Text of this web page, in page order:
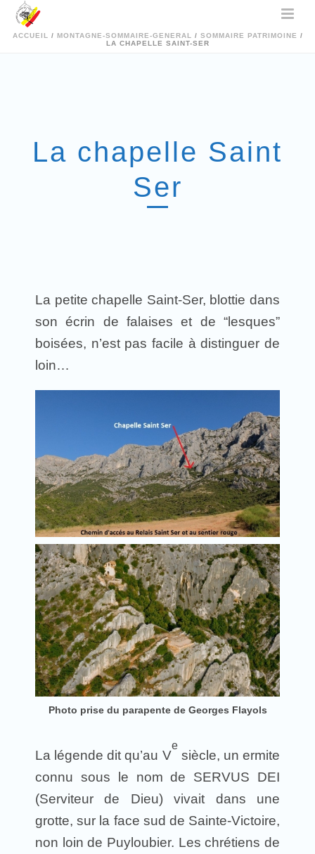
ACCUEIL / MONTAGNE-SOMMAIRE-GENERAL / SOMMAIRE PATRIMOINE /
LA CHAPELLE SAINT-SER
La chapelle Saint
Ser
La petite chapelle Saint-Ser, blottie dans
son écrin de falaises et de “lesques”
boisées, n’est pas facile à distinguer de
loin…
Photo prise du parapente de Georges Flayols
La légende dit qu’au V
e
siècle, un ermite
connu sous le nom de SERVUS DEI
(Serviteur de Dieu) vivait dans une
grotte, sur la face sud de Sainte-Victoire,
non loin de Puyloubier. Les chrétiens de